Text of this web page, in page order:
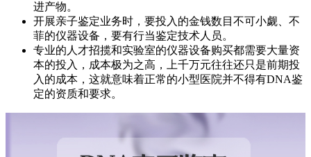
进产物。
开展亲子鉴定业务时，要投入的金钱数目不可小觑、不
菲的仪器设备，要有行当鉴定技术人员。
专业的人才招揽和实验室的仪器设备购买都需要大量资
本的投入，成本极为之高，上千万元往往还只是前期投
入的成本，这就意味着正常的小型医院并不得有DNA鉴
定的资质和要求。